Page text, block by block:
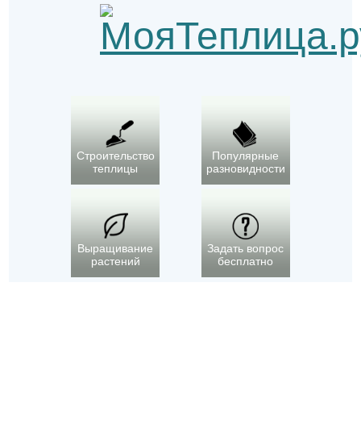
Строительство
теплицы
Популярные
разновидности
Выращивание
растений
Задать вопрос
бесплатно